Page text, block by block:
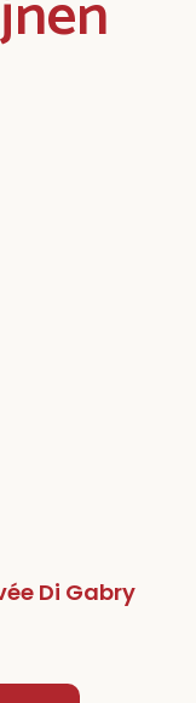
Di Gabry